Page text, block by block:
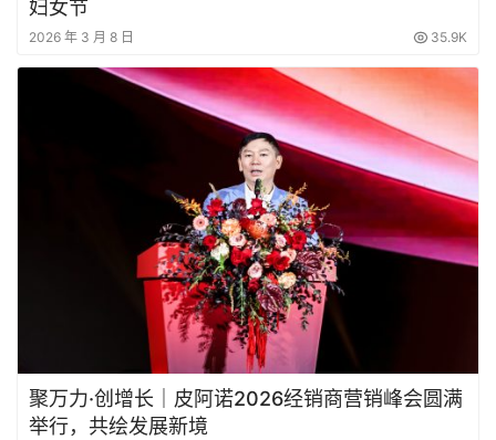
妇女节
2026 年 3 月 8 日 35.9K
聚万力·创增长｜皮阿诺2026经销商营销峰会圆满
举行，共绘发展新境